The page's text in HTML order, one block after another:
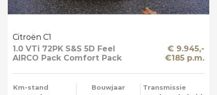
Citroën C1
1.0 VTi 72PK S&S 5D Feel
AIRCO Pack Comfort Pack
€ 9.945,-
€185 p.m.
Km-stand
Bouwjaar
Transmissie